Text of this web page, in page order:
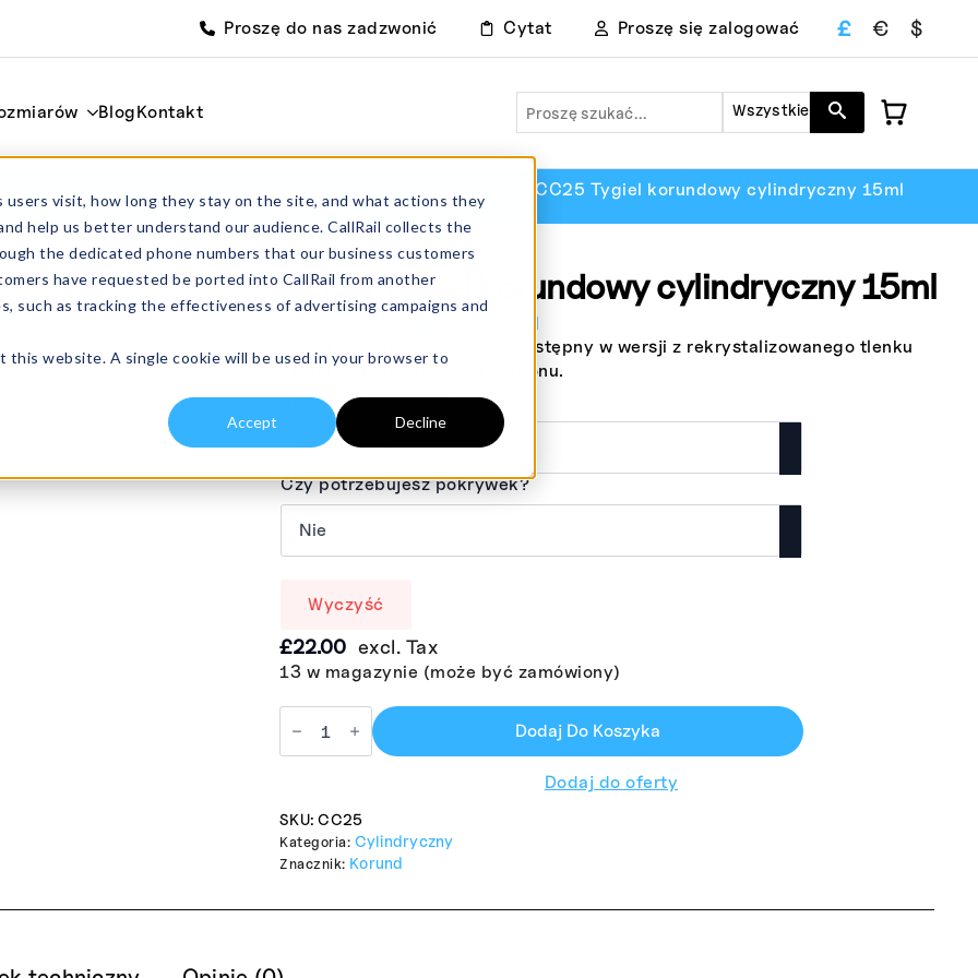
visit, how long they stay on the site, and what actions they
help us better understand our audience. CallRail collects the
the dedicated phone numbers that our business customers
have requested be ported into CallRail from another
such as tracking the effectiveness of advertising campaigns and
website. A single cookie will be used in your browser to
Accept Decline
Proszę do nas zadzwonić Cytat Proszę się zalogować £ € $
BlogKontakt Wszystkie
CC25 Tygiel korundowy cylindryczny 15ml
CC25 Tygiel korundowy cylindryczny 15ml
Od:£ 22.00bez podatku
Tygiel cylindryczny CC25. Dostępny w wersji z rekrystalizowanego tlenku
glinu (99,8%) lub tlenku cyrkonu.
Rozmiary opakowań
Czy potrzebujesz pokrywek?
Wyczyść
£22.00 excl. Tax
13 w magazynie (może być zamówiony)
Dodaj Do Koszyka
Dodaj do oferty
SKU:CC25
Kategoria: Cylindryczny
Znacznik: Korund